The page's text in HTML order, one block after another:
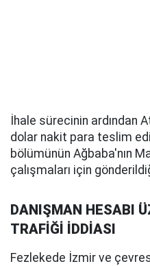
İhale sürecinin ardından
dolar nakit para teslim
bölümünün Ağbaba'nın
çalışmaları için
DANIŞMAN HESABI
TRAFİĞİ İDDİASI
Fezlekede İzmir ve